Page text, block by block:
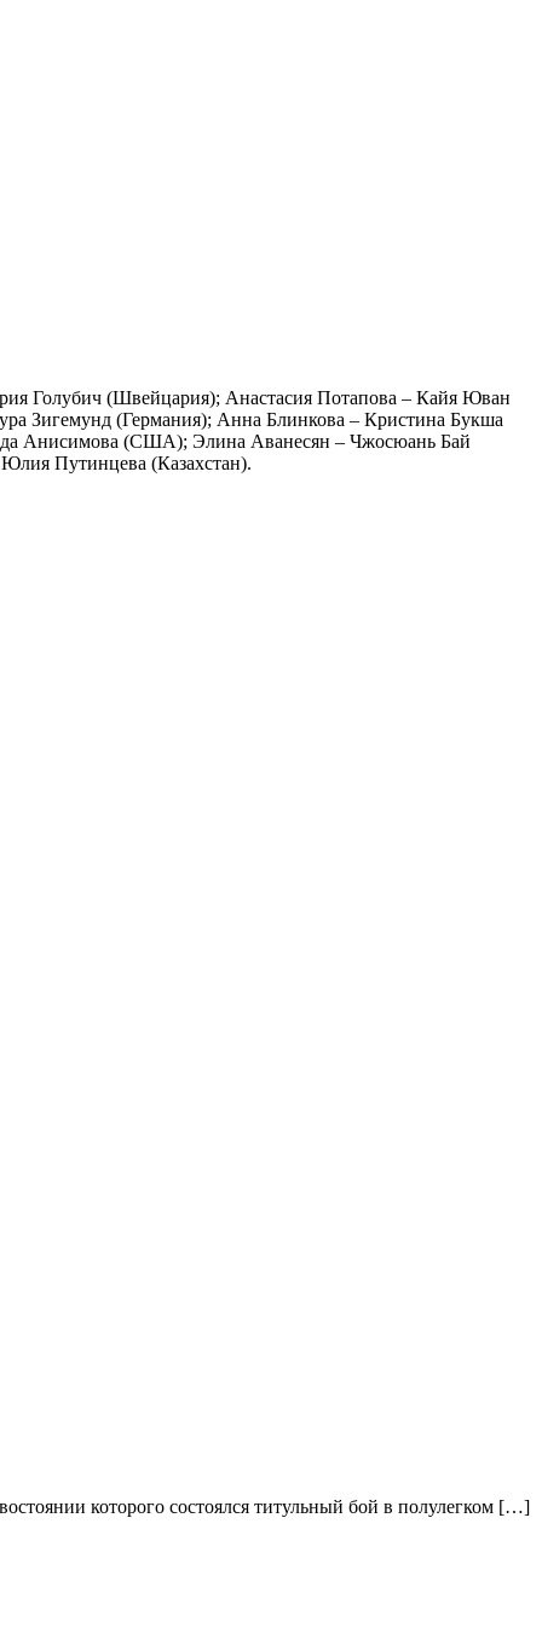
Голубич (Швейцария); Анастасия Потапова – Кайя Юван
Зигемунд (Германия); Анна Блинкова – Кристина Букша
Анисимова (США); Элина Аванесян – Чжосюань Бай
Путинцева (Казахстан).
которого состоялся титульный бой в полулегком […]